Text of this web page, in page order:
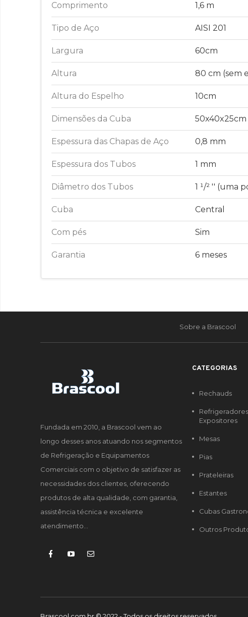
Comprimento 1,6 m
Tipo de Aço AISI 201
Largura 60cm
Altura 80 cm (sem
Altura do Espelho 10cm
Dimensões da Cuba 50x40x25cm
Espessura das Chapas de Aço 0,8 mm
Espessura dos Tubos 1 mm
Diâmetro dos Tubos 1 ¹/² '' (uma
Cuba Central
Com pés Sim
Garantia 6 meses
Sobre a Brascool
Fundada em 2010, a Brascool vem ao
longo desses anos atuando nos segmentos
de Refrigeração e Equipamentos
Comerciais com o objetivo de satisfazer as
necessidades dos clientes, oferecendo
produtos de alta qualidade, com garantia,
assistência técnica e excelente
atendimento...
CATEGORIAS
Rechauds
Refrigeradores
Expositores
Mesas
Pias
Prateleiras
Estantes
Cubas
Outros